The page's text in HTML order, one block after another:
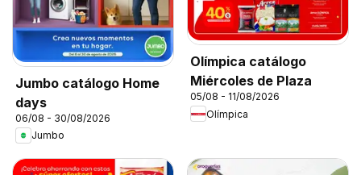
Jumbo catálogo Home
days
06/08 - 30/08/2026
Jumbo
Olímpica catálogo
Miércoles de Plaza
05/08 - 11/08/2026
Olímpica